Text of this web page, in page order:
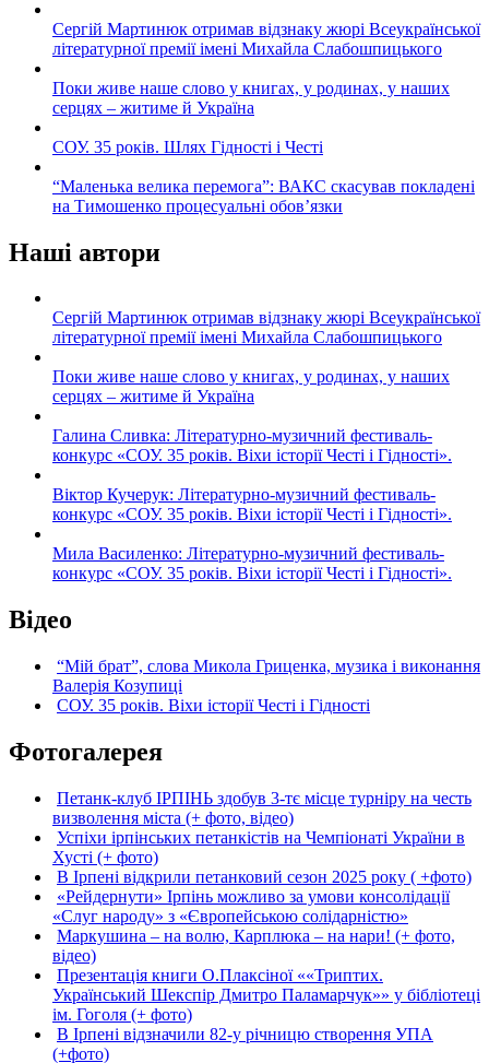
Сергій Мартинюк отримав відзнаку жюрі Всеукраїнської
літературної премії імені Михайла Слабошпицького
Поки живе наше слово у книгах, у родинах, у наших
серцях – житиме й Україна
СОУ. 35 років. Шлях Гідності і Честі
“Маленька велика перемога”: ВАКС скасував покладені
на Тимошенко процесуальні обов’язки
Наші автори
Сергій Мартинюк отримав відзнаку жюрі Всеукраїнської
літературної премії імені Михайла Слабошпицького
Поки живе наше слово у книгах, у родинах, у наших
серцях – житиме й Україна
Галина Сливка: Літературно-музичний фестиваль-
конкурс «СОУ. 35 років. Віхи історії Честі і Гідності».
Віктор Кучерук: Літературно-музичний фестиваль-
конкурс «СОУ. 35 років. Віхи історії Честі і Гідності».
Мила Василенко: Літературно-музичний фестиваль-
конкурс «СОУ. 35 років. Віхи історії Честі і Гідності».
Відео
“Мій брат”, слова Микола Гриценка, музика і виконання
Валерія Козупиці
СОУ. 35 років. Віхи історії Честі і Гідності
Фотогалерея
Петанк-клуб ІРПІНЬ здобув 3-тє місце турніру на честь
визволення міста (+ фото, відео)
Успіхи ірпінських петанкістів на Чемпіонаті України в
Хусті (+ фото)
В Ірпені відкрили петанковий сезон 2025 року ( +фото)
«Рейдернути» Ірпінь можливо за умови консолідації
«Слуг народу» з «Європейською солідарністю»
Маркушина – на волю, Карплюка – на нари! (+ фото,
відео)
Презентація книги О.Плаксіної ««Триптих.
Український Шекспір Дмитро Паламарчук»» у бібліотеці
ім. Гоголя (+ фото)
В Ірпені відзначили 82-у річницю створення УПА
(+фото)